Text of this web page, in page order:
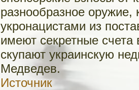
разнообразное оружие,
укронацистами из
имеют секретные счета
скупают украинскую
Медведев.
Источник